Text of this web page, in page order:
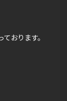
おります。